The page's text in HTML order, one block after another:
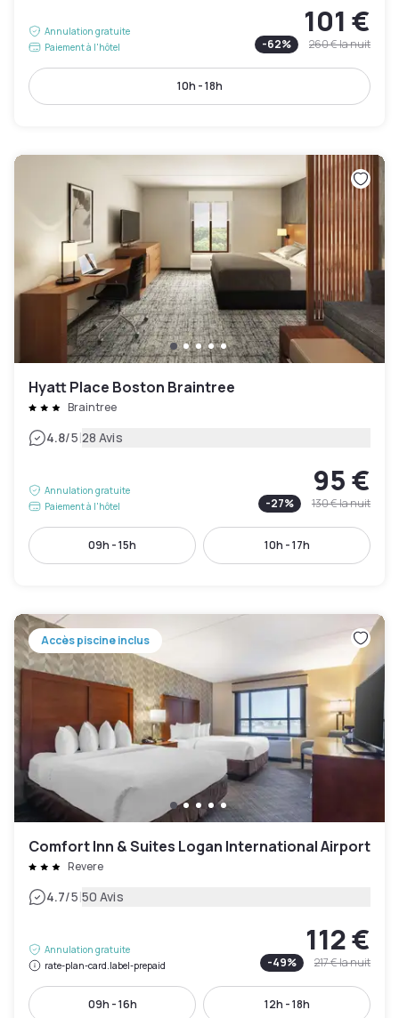
Annulation gratuite
Paiement à l'hôtel
101 €
-62% 260 €la nuit
10h - 18h
Hyatt Place Boston Braintree
Braintree
4.8/5|28 Avis
Annulation gratuite
Paiement à l'hôtel
95 €
-27% 130 €la nuit
09h - 15h 10h - 17h
Accès piscine inclus
Comfort Inn & Suites Logan International Airport
Revere
4.7/5|50 Avis
Annulation gratuite
rate-plan-card.label-prepaid
112 €
-49% 217 €la nuit
09h - 16h 12h - 18h